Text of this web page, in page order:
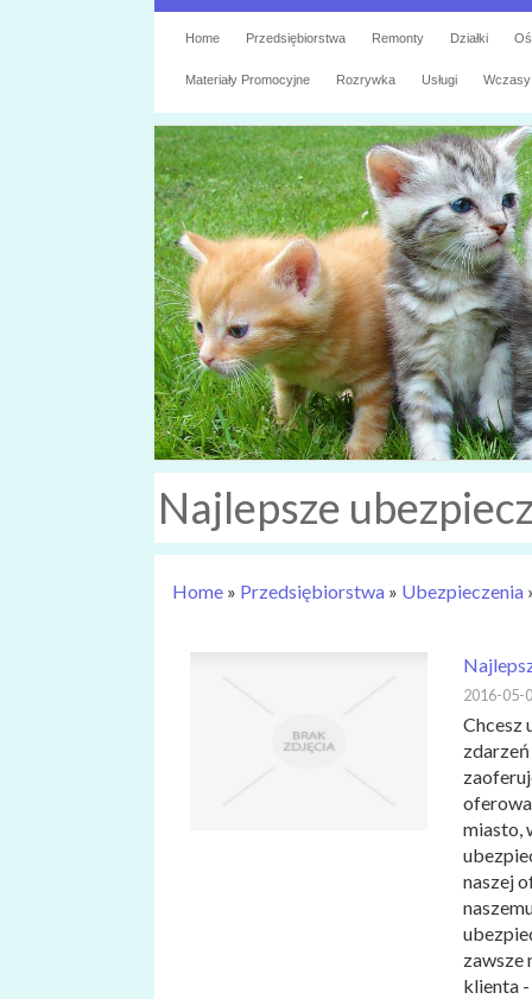
Home Przedsiębiorstwa Remonty Działki
Materiały Promocyjne Rozrywka Usługi Wczasy
Najlepsze
Home » Przedsiębiorstwa » Ubezpieczenia
2016-05-
Chcesz
miasto,
naszej
zawsze
klienta